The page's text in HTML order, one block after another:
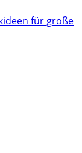
für große